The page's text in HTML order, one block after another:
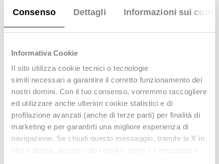
Consenso Dettagli Informazioni sui
Informativa Cookie
Il sito utilizza cookie tecnici o tecnologie
simili necessari a garantire il corretto funzionamento dei
nostri domini. Con il tuo consenso, vorremmo raccogliere
ed utilizzare anche ulteriori cookie statistici e di
profilazione avanzati (anche di terze parti) per finalità di
marketing e per garantirti una migliore esperienza di
navigazione. Se chiudi questo messaggio, tramite la X in
pubbliche enti locali e revisori di enti locali, la giornata
parte del formatore Andrea Giglioli, funzionario
tecnico del Comune di Reggio nell’Emilia e docente
ANUTEL.